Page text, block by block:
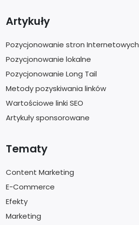
Artykuły
Pozycjonowanie stron Internetowych
Pozycjonowanie lokalne
Pozycjonowanie Long Tail
Metody pozyskiwania linków
Wartościowe linki SEO
Artykuły sponsorowane
Tematy
Content Marketing
E-Commerce
Efekty
Marketing